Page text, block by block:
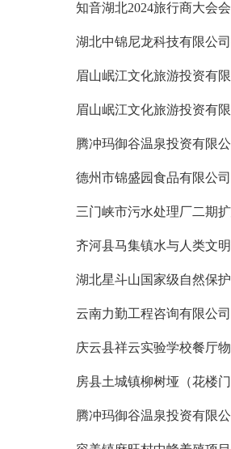
知音湖北2024旅行商大会
湖北中锦尼龙科技有限公
眉山岷江文化旅游投资有
眉山岷江文化旅游投资有
腾冲玛御谷温泉投资有限
德州市锦盛园食品有限公
三门峡市污水处理厂二期
齐河县马集镇水与人类文
湖北星斗山国家级自然保
云南力勤工程咨询有限公
庆云县祥云实验学校餐厅
房县土城镇柳树垭（花楼
腾冲玛御谷温泉投资有限